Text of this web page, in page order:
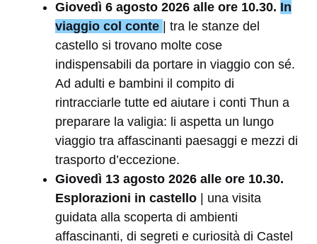
Giovedì 6 agosto 2026 alle ore 10.30. In
viaggio col conte | tra le stanze del
castello si trovano molte cose
indispensabili da portare in viaggio con sé.
Ad adulti e bambini il compito di
rintracciarle tutte ed aiutare i conti Thun a
preparare la valigia: li aspetta un lungo
viaggio tra affascinanti paesaggi e mezzi di
trasporto d’eccezione.
Giovedì 13 agosto 2026 alle ore 10.30.
Esplorazioni in castello | una visita
guidata alla scoperta di ambienti
affascinanti, di segreti e curiosità di Castel